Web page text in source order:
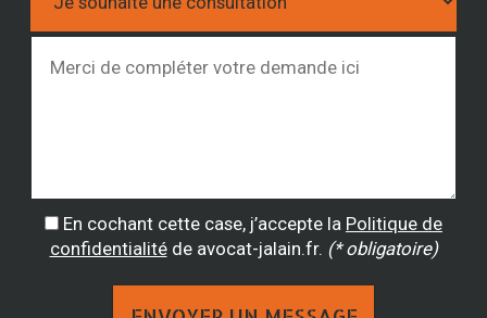
En cochant cette case, j’accepte la Politique de
confidentialitéde avocat-jalain.fr. (* obligatoire)